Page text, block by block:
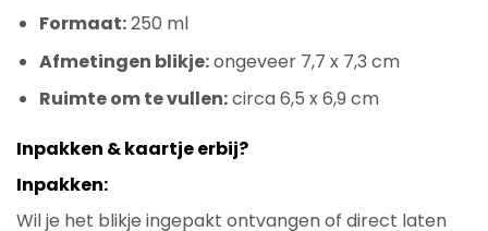
Formaat:250 ml
Afmetingen blikje:ongeveer 7,7 x 7,3 cm
Ruimte om te vullen:circa 6,5 x 6,9 cm
Inpakken & kaartje erbij?
Inpakken:
Wil je het blikje ingepakt ontvangen of direct laten